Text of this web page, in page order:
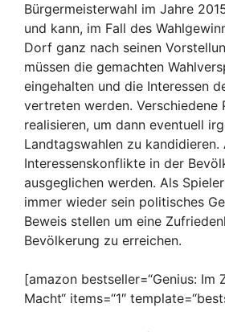
Bürgermeisterwahl im Jahre
und kann, im Fall des
Dorf ganz nach seinen
müssen die gemachten
eingehalten und die Interessen
vertreten werden. Verschiedene
realisieren, um dann eventuell
Landtagswahlen zu kandidieren.
Interessenskonflikte in der
ausgeglichen werden. Als
immer wieder sein politisches
Beweis stellen um eine
Bevölkerung zu erreichen.
[amazon bestseller=“Genius: Im
Macht“ items=“1″